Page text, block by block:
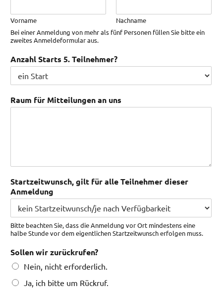
Vorname
Nachname
Bei einer Anmeldung von mehr als fünf Personen füllen Sie bitte ein
zweites Anmeldeformular aus.
Anzahl Starts 5. Teilnehmer?
Raum für Mitteilungen an uns
Startzeitwunsch, gilt für alle Teilnehmer dieser
Anmeldung
Bitte beachten Sie, dass die Anmeldung vor Ort mindestens eine
halbe Stunde vor dem eigentlichen Startzeitwunsch erfolgen muss.
Sollen wir zurückrufen?
Nein, nicht erforderlich.
Ja, ich bitte um Rückruf.